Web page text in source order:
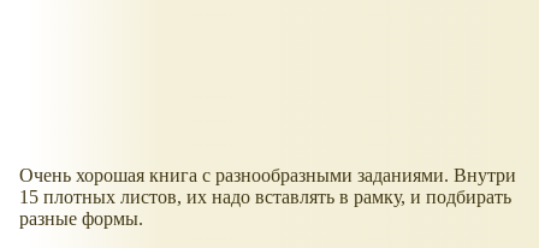
Очень хорошая книга с разнообразными заданиями. Внутри
15 плотных листов, их надо вставлять в рамку, и подбирать
разные формы.